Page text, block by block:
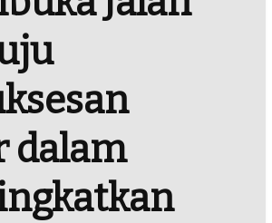
dalam